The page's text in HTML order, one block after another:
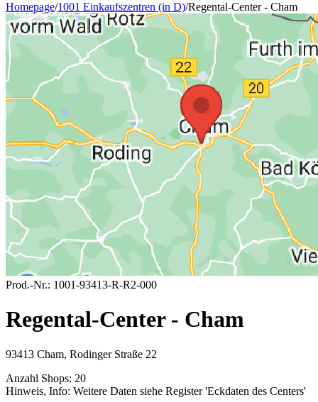
Homepage/1001 Einkaufszentren (in D)/Regental-Center - Cham
Prod.-Nr.: 1001-93413-R-R2-000
Regental-Center - Cham
93413 Cham, Rodinger Straße 22
Anzahl Shops: 20
Hinweis, Info: Weitere Daten siehe Register 'Eckdaten des Centers'